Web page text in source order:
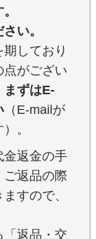
い。
しており
点がござい
まずはE-
（E-mailが
。
金返金の手
返品の際
すので、
「返品・交